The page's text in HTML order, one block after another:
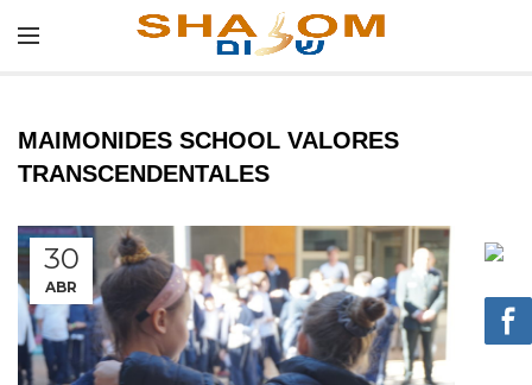
MAIMONIDES SCHOOL VALORES
TRANSCENDENTALES
30
ABR